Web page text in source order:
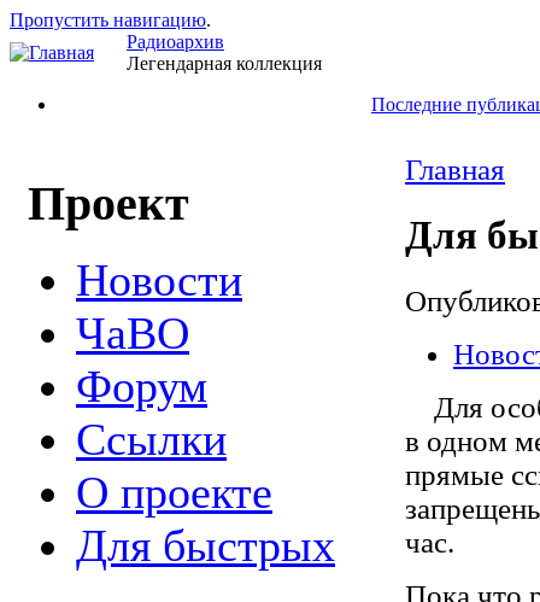
Пропустить навигацию.
Радиоархив
Легендарная коллекция
Последние
Проект
Новости
ЧаВО
Форум
Ссылки
О проекте
Для быстрых
Главная
Для
Для
в одном
прямые
час.
Пока что